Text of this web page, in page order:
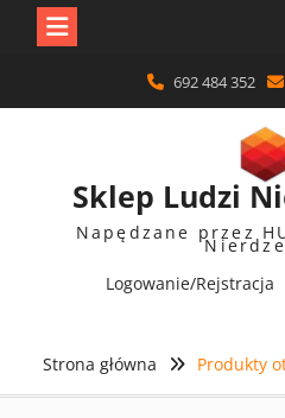
content
692 484 352
Sklep Ludzi
Napędzane przez
Logowanie/Rejstracja
Strona główna Produkty